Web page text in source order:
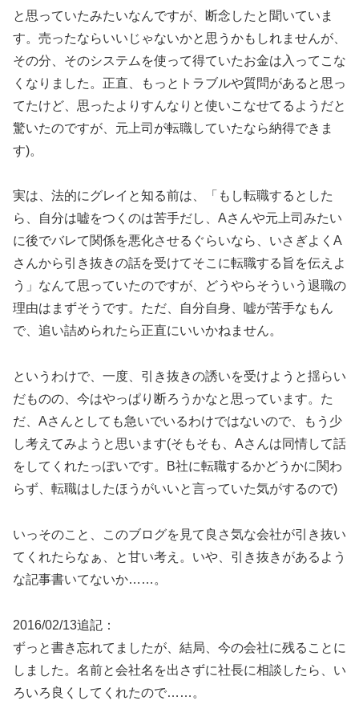
と思っていたみたいなんですが、断念したと聞いていま
す。売ったならいいじゃないかと思うかもしれませんが、
その分、そのシステムを使って得ていたお金は入ってこな
くなりました。正直、もっとトラブルや質問があると思っ
てたけど、思ったよりすんなりと使いこなせてるようだと
驚いたのですが、元上司が転職していたなら納得できま
す)。
実は、法的にグレイと知る前は、「もし転職するとした
ら、自分は嘘をつくのは苦手だし、Aさんや元上司みたい
に後でバレて関係を悪化させるぐらいなら、いさぎよくA
さんから引き抜きの話を受けてそこに転職する旨を伝えよ
う」なんて思っていたのですが、どうやらそういう退職の
理由はまずそうです。ただ、自分自身、嘘が苦手なもん
で、追い詰められたら正直にいいかねません。
というわけで、一度、引き抜きの誘いを受けようと揺らい
だものの、今はやっぱり断ろうかなと思っています。た
だ、Aさんとしても急いでいるわけではないので、もう少
し考えてみようと思います(そもそも、Aさんは同情して話
をしてくれたっぽいです。B社に転職するかどうかに関わ
らず、転職はしたほうがいいと言っていた気がするので)
いっそのこと、このブログを見て良さ気な会社が引き抜い
てくれたらなぁ、と甘い考え。いや、引き抜きがあるよう
な記事書いてないか……。
2016/02/13追記：
ずっと書き忘れてましたが、結局、今の会社に残ることに
しました。名前と会社名を出さずに社長に相談したら、い
ろいろ良くしてくれたので……。